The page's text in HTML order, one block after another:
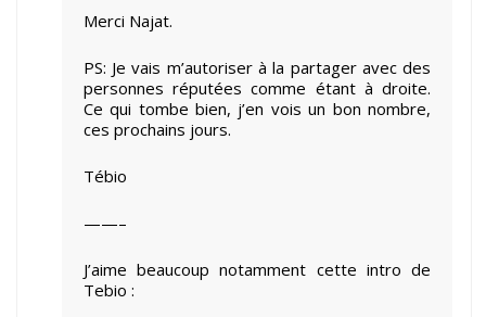
Merci Najat.
PS: Je vais m’autoriser à la partager avec des
personnes réputées comme étant à droite.
Ce qui tombe bien, j’en vois un bon nombre,
ces prochains jours.
Tébio
——–
J’aime beaucoup notamment cette intro de
Tebio :